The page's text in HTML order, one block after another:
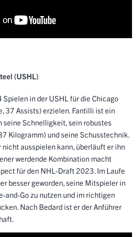
(USHL)
Spielen in der USHL für die Chicago
37 Assists) erzielen. Fantilli ist ein
seine Schnelligkeit, sein robustes
Kilogramm) und seine Schusstechnik.
nicht ausspielen kann, überläuft er ihn
werdende Kombination macht
für den NHL-Draft 2023. Im Laufe
besser geworden, seine Mitspieler in
and-Go zu nutzen und im richtigen
Nach Bedard ist er der Anführer